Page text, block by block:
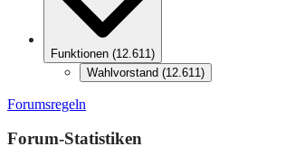
Funktionen (12.611)
Wahlvorstand (12.611)
Forumsregeln
Forum-Statistiken